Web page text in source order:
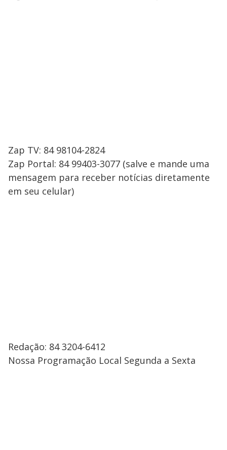
Zap TV: 84 98104-2824
Zap Portal: 84 99403-3077 (salve e mande uma
mensagem para receber notícias diretamente
em seu celular)
Redação: 84 3204-6412
Nossa Programação Local Segunda a Sexta